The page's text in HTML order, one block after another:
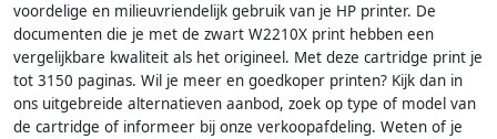
voordelige en milieuvriendelijk gebruik van je HP printer. De
documenten die je met de zwart W2210X print hebben een
vergelijkbare kwaliteit als het origineel. Met deze cartridge print je
tot 3150 paginas. Wil je meer en goedkoper printen? Kijk dan in
ons uitgebreide alternatieven aanbod, zoek op type of model van
de cartridge of informeer bij onze verkoopafdeling. Weten of je